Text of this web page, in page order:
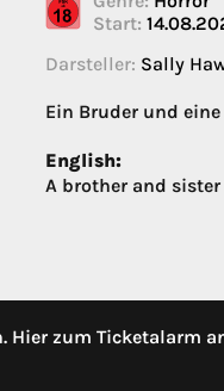
Start:
Darsteller: Sally
Ein Bruder und
English:
A brother and
zum Ticketalarm